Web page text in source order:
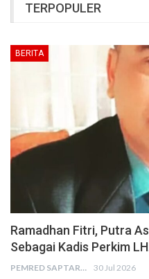
TERPOPULER
BERITA
Ramadhan Fitri, Putra
Sebagai Kadis Perkim
PEMRED SAPTARIUS 30 Jul 2026